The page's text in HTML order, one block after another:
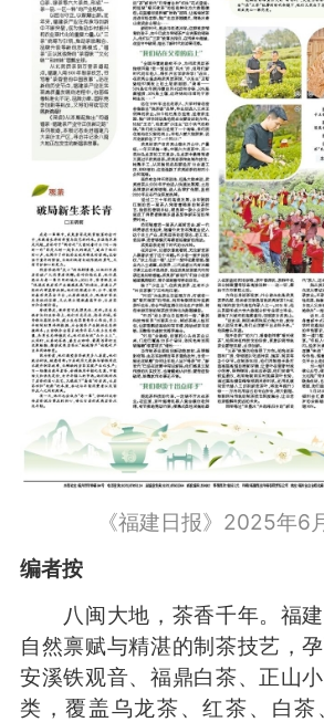
《福建日报》2025年6
编者按
八闽大地，茶香千年。福建
自然禀赋与精湛的制茶技艺，孕
安溪铁观音、福鼎白茶、正山
类，覆盖乌龙茶、红茶、白